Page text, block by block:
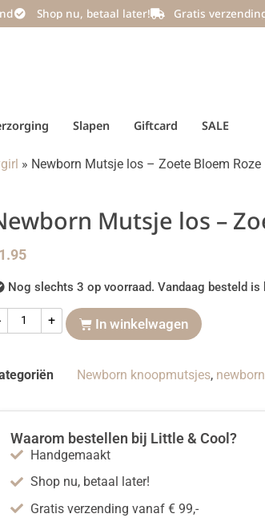
Shop nu, betaal later! Gratis
Slapen Giftcard SALE
» Newborn Mutsje los – Zoete Bloem Roze
Mutsje los –
Nog slechts 3 op voorraad. Vandaag besteld is
+ In winkelwagen
Newborn knoopmutsjes,
Waarom bestellen bij Little & Cool?
Handgemaakt
Shop nu, betaal later!
Gratis verzending vanaf € 99,-